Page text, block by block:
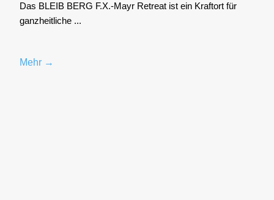
Das BLEIB BERG F.X.-Mayr Retre­at ist ein Kraft­ort für
ganz­heit­li­che ...
Mehr →